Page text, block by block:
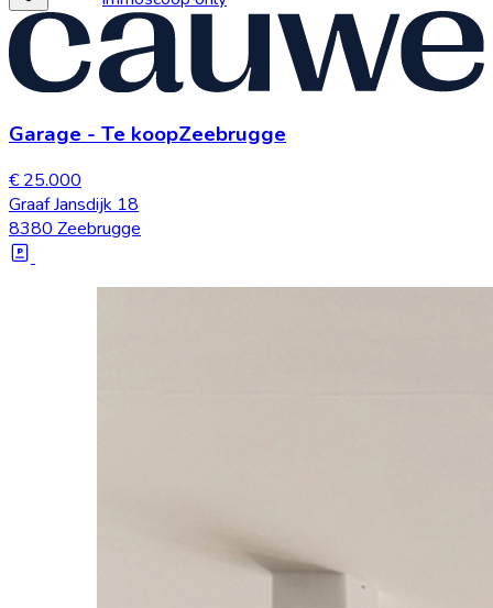
Garage - Te koopZeebrugge
€ 25.000
Graaf Jansdijk 18
8380 Zeebrugge